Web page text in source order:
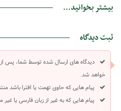
بیشتر بخوانید...
ثبت دیدگاه
دیدگاه های ارسال شده توسط شما، پس
خواهد شد.
پیام هایی که حاوی تهمت یا افترا باشد
پیام هایی که به غیر از زبان فارسی یا